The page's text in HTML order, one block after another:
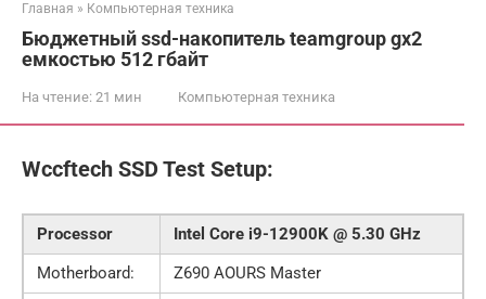
Главная » Компьютерная техника
Бюджетный ssd-накопитель teamgroup gx2
емкостью 512 гбайт
На чтение: 21 мин Компьютерная техника
Wccftech SSD Test Setup:
Processor
Intel Core i9-12900K @ 5.30 GHz
Motherboard:
Z690 AOURS Master